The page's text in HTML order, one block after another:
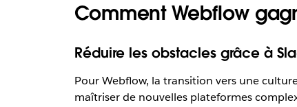
Comment Webflow
Réduire les obstacles grâce à
Pour Webflow, la transition vers une
maîtriser de nouvelles plateformes